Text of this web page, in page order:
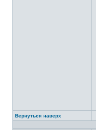
Вернуться наверх